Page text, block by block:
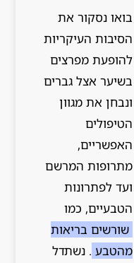
בואו נסקור את
הסיבות העיקריות
להופעת מפרצים
בשיער אצל גברים
ונבחן את מגוון
הטיפולים
האפשריים,
מתרופות המרשם
ועד לפתרונות
הטבעיים, כמו
שורשים בריאות
מהטבע . נשתדל